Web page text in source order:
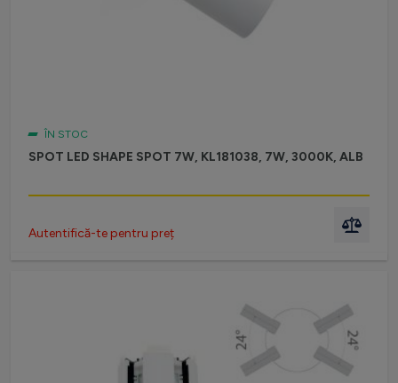
ÎN STOC
SPOT LED SHAPE SPOT 7W, KL181038, 7W, 3000K, ALB
Autentifică-te pentru preț